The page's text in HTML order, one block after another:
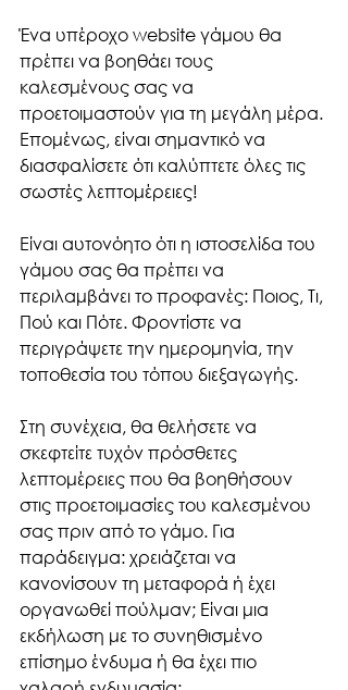
Ένα υπέροχο website γάμου θα
πρέπει να βοηθάει τους
καλεσμένους σας να
προετοιμαστούν για τη μεγάλη μέρα.
Επομένως, είναι σημαντικό να
διασφαλίσετε ότι καλύπτετε όλες τις
σωστές λεπτομέρειες!
Είναι αυτονόητο ότι η ιστοσελίδα του
γάμου σας θα πρέπει να
περιλαμβάνει το προφανές: Ποιος, Τι,
Πού και Πότε. Φροντίστε να
περιγράψετε την ημερομηνία, την
τοποθεσία του τόπου διεξαγωγής.
Στη συνέχεια, θα θελήσετε να
σκεφτείτε τυχόν πρόσθετες
λεπτομέρειες που θα βοηθήσουν
στις προετοιμασίες του καλεσμένου
σας πριν από το γάμο. Για
παράδειγμα: χρειάζεται να
κανονίσουν τη μεταφορά ή έχει
οργανωθεί πούλμαν; Είναι μια
εκδήλωση με το συνηθισμένο
επίσημο ένδυμα ή θα έχει πιο